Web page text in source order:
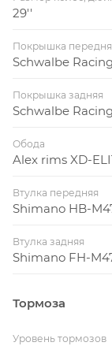
29''
Покрышка
Schwalbe
Покрышка задняя
Schwalbe
Обода
Alex rims XD-
Втулка передняя
Shimano HB-
Втулка задняя
Shimano FH-
Тормоза
Уровень тормозов